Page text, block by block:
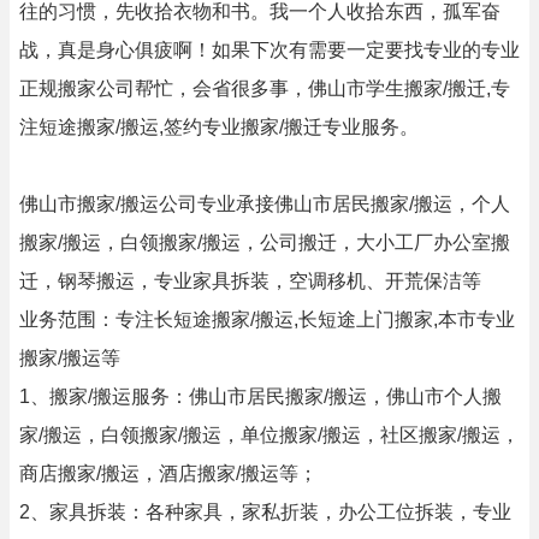
往的习惯，先收拾衣物和书。我一个人收拾东西，孤军奋
战，真是身心俱疲啊！如果下次有需要一定要找专业的专业
正规搬家公司帮忙，会省很多事，佛山市学生搬家/搬迁,专
注短途搬家/搬运,签约专业搬家/搬迁专业服务。
佛山市搬家/搬运公司专业承接佛山市居民搬家/搬运，个人
搬家/搬运，白领搬家/搬运，公司搬迁，大小工厂办公室搬
迁，钢琴搬运，专业家具拆装，空调移机、开荒保洁等
业务范围：专注长短途搬家/搬运,长短途上门搬家,本市专业
搬家/搬运等
1、搬家/搬运服务：佛山市居民搬家/搬运，佛山市个人搬
家/搬运，白领搬家/搬运，单位搬家/搬运，社区搬家/搬运，
商店搬家/搬运，酒店搬家/搬运等；
2、家具拆装：各种家具，家私折装，办公工位拆装，专业